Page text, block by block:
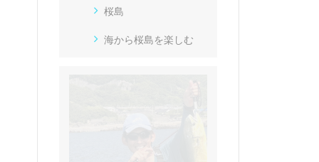
桜島
海から桜島を楽しむ